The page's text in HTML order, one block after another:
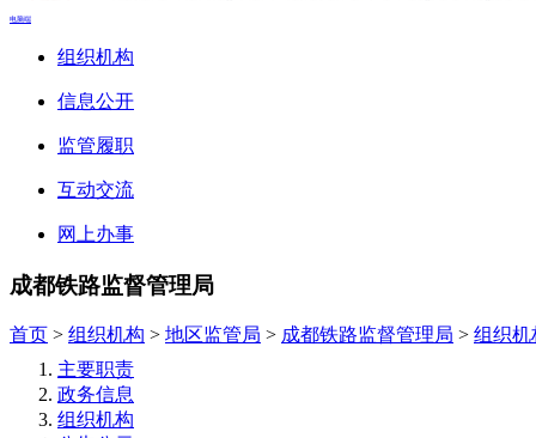
电脑端
组织机构
信息公开
监管履职
互动交流
网上办事
成都铁路监督管理局
首页 > 组织机构 > 地区监管局 > 成都铁路监督管理局 > 组织机
主要职责
政务信息
组织机构